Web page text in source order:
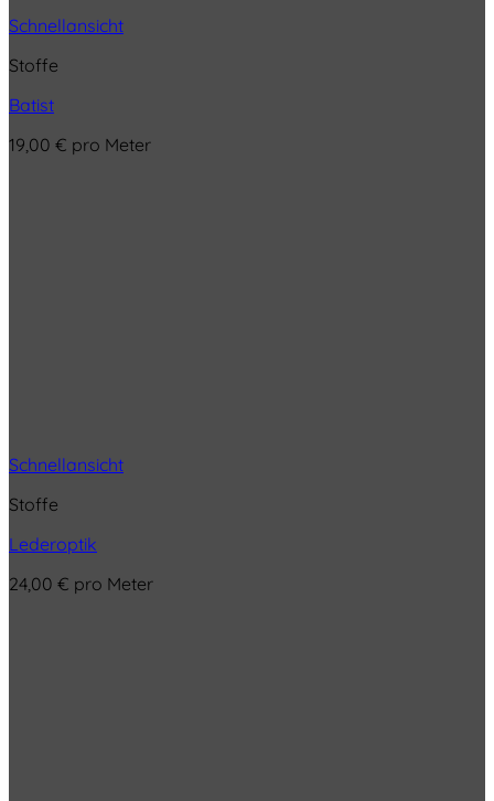
Schnellansicht
Stoffe
Batist
19,00 € pro Meter
Schnellansicht
Stoffe
Lederoptik
24,00 € pro Meter